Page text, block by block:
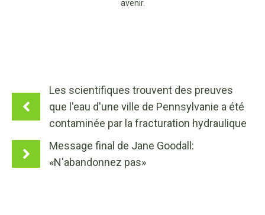
avenir.
Les scientifiques trouvent des preuves
que l'eau d'une ville de Pennsylvanie a été
contaminée par la fracturation hydraulique
Message final de Jane Goodall:
«N'abandonnez pas»